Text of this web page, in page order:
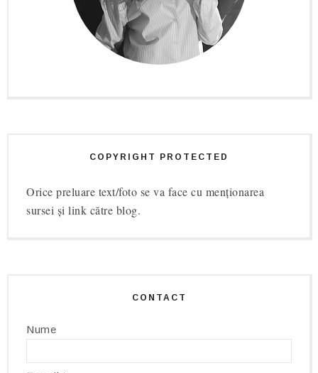
COPYRIGHT PROTECTED
Orice preluare text/foto se va face cu menționarea
sursei și link către blog.
CONTACT
Nume